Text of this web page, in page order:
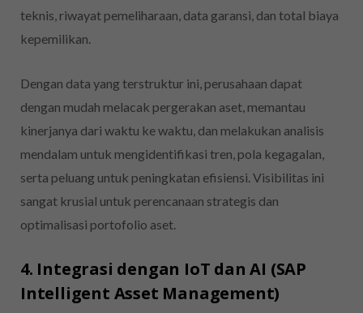
teknis, riwayat pemeliharaan, data garansi, dan total biaya
kepemilikan.
Dengan data yang terstruktur ini, perusahaan dapat
dengan mudah melacak pergerakan aset, memantau
kinerjanya dari waktu ke waktu, dan melakukan analisis
mendalam untuk mengidentifikasi tren, pola kegagalan,
serta peluang untuk peningkatan efisiensi. Visibilitas ini
sangat krusial untuk perencanaan strategis dan
optimalisasi portofolio aset.
4. Integrasi dengan IoT dan AI (SAP
Intelligent Asset Management)